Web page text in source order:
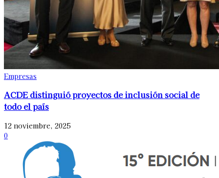
Empresas
ACDE distinguió proyectos de inclusión social de
todo el país
12 noviembre, 2025
0